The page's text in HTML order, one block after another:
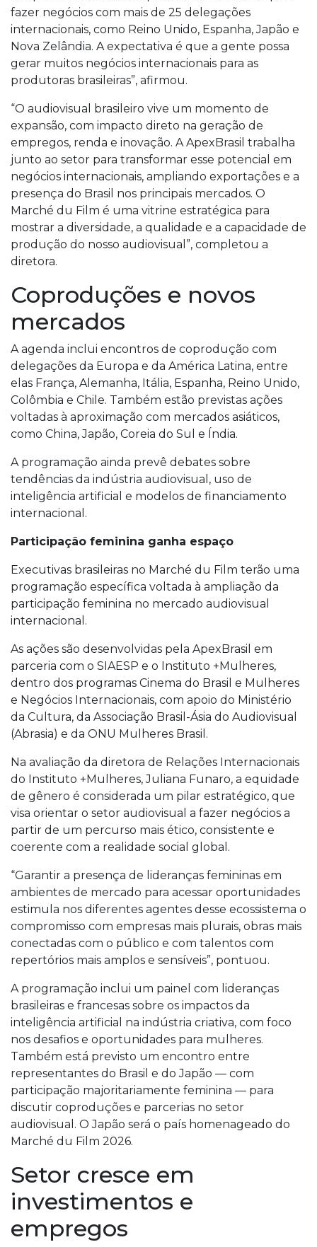
fazer negócios com mais de 25 delegações
internacionais, como Reino Unido, Espanha, Japão e
Nova Zelândia. A expectativa é que a gente possa
gerar muitos negócios internacionais para as
produtoras brasileiras”, afirmou.
“O audiovisual brasileiro vive um momento de
expansão, com impacto direto na geração de
empregos, renda e inovação. A ApexBrasil trabalha
junto ao setor para transformar esse potencial em
negócios internacionais, ampliando exportações e a
presença do Brasil nos principais mercados. O
Marché du Film é uma vitrine estratégica para
mostrar a diversidade, a qualidade e a capacidade de
produção do nosso audiovisual”, completou a
diretora.
Coproduções e novos
mercados
A agenda inclui encontros de coprodução com
delegações da Europa e da América Latina, entre
elas França, Alemanha, Itália, Espanha, Reino Unido,
Colômbia e Chile. Também estão previstas ações
voltadas à aproximação com mercados asiáticos,
como China, Japão, Coreia do Sul e Índia.
A programação ainda prevê debates sobre
tendências da indústria audiovisual, uso de
inteligência artificial e modelos de financiamento
internacional.
Participação feminina ganha espaço
Executivas brasileiras no Marché du Film terão uma
programação específica voltada à ampliação da
participação feminina no mercado audiovisual
internacional.
As ações são desenvolvidas pela ApexBrasil em
parceria com o SIAESP e o Instituto +Mulheres,
dentro dos programas Cinema do Brasil e Mulheres
e Negócios Internacionais, com apoio do Ministério
da Cultura, da Associação Brasil-Ásia do Audiovisual
(Abrasia) e da ONU Mulheres Brasil.
Na avaliação da diretora de Relações Internacionais
do Instituto +Mulheres, Juliana Funaro, a equidade
de gênero é considerada um pilar estratégico, que
visa orientar o setor audiovisual a fazer negócios a
partir de um percurso mais ético, consistente e
coerente com a realidade social global.
“Garantir a presença de lideranças femininas em
ambientes de mercado para acessar oportunidades
estimula nos diferentes agentes desse ecossistema o
compromisso com empresas mais plurais, obras mais
conectadas com o público e com talentos com
repertórios mais amplos e sensíveis”, pontuou.
A programação inclui um painel com lideranças
brasileiras e francesas sobre os impactos da
inteligência artificial na indústria criativa, com foco
nos desafios e oportunidades para mulheres.
Também está previsto um encontro entre
representantes do Brasil e do Japão — com
participação majoritariamente feminina — para
discutir coproduções e parcerias no setor
audiovisual. O Japão será o país homenageado do
Marché du Film 2026.
Setor cresce em
investimentos e
empregos